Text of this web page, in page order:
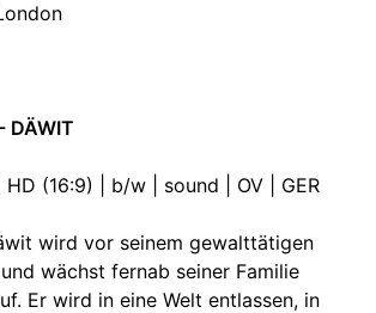
DÄWIT
HD (16:9) | b/w | sound | OV | GER
wird vor seinem gewalttätigen
wächst fernab seiner Familie
Er wird in eine Welt entlassen, in